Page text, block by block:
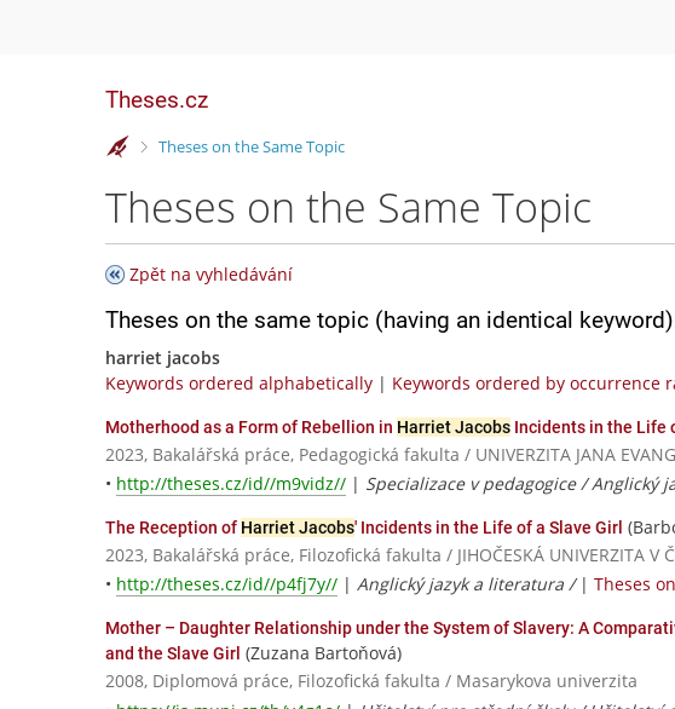
Theses.cz
>
Theses on the Same Topic
Theses on the Same Topic
Zpět na vyhledávání
Theses on the same topic (having an identical
harriet jacobs
Keywords ordered alphabetically | Keywords ordered by occurrence
Motherhood as a Form of Rebellion in Harriet Jacobs Incidents in the Life
2023, Bakalářská práce, Pedagogická fakulta / UNIVERZITA JANA
• http://theses.cz/id//m9vidz// | Specializace v pedagogice / Anglický
The Reception of Harriet Jacobs' Incidents in the Life of a Slave Girl
2023, Bakalářská práce, Filozofická fakulta / JIHOČESKÁ UNIVERZITA V
• http://theses.cz/id//p4fj7y// | Anglický jazyk a literatura / | Theses
Mother – Daughter Relationship under the System of Slavery: A
and the Slave Girl (Zuzana Bartoňová)
2008, Diplomová práce, Filozofická fakulta / Masarykova univerzita